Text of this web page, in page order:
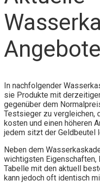
Angebote
In nachfolgender
sie Produkte mit
gegenüber dem
Testsieger zu vergleichen,
kosten und einen höheren
jedem sitzt der Geldbeutel
Neben dem
wichtigsten Eigenschaften,
Tabelle mit den aktuell
kann jedoch oft identisch